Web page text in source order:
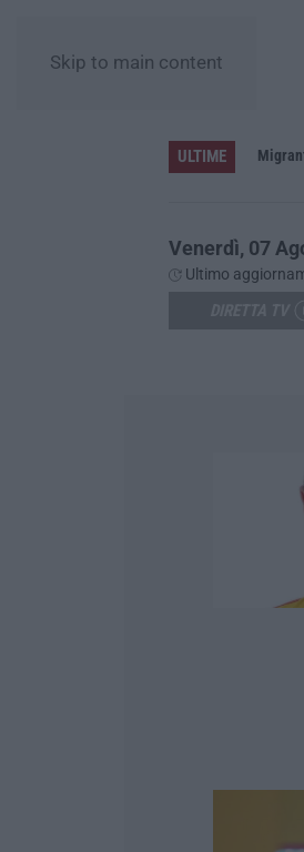
Skip to main content
ULTIME
Venerdì, 07
Ultimo